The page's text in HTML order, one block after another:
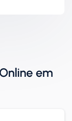
em